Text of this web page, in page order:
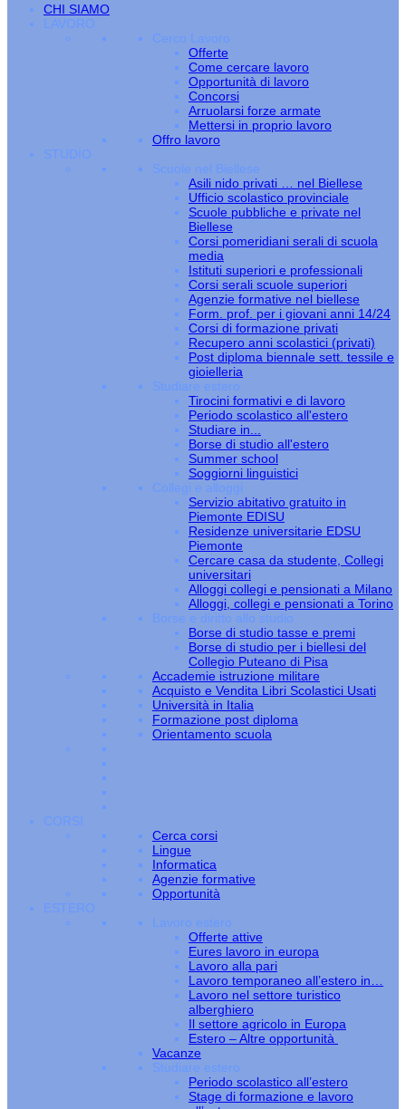
CHI SIAMO
LAVORO
Cerco Lavoro
Offerte
Come cercare lavoro
Opportunità di lavoro
Concorsi
Arruolarsi forze armate
Mettersi in proprio lavoro
Offro lavoro
STUDIO
Scuole nel Biellese
Asili nido privati … nel Biellese
Ufficio scolastico provinciale
Scuole pubbliche e private nel
Biellese
Corsi pomeridiani serali di scuola
media
Istituti superiori e professionali
Corsi serali scuole superiori
Agenzie formative nel biellese
Form. prof. per i giovani anni 14/24
Corsi di formazione privati
Recupero anni scolastici (privati)
Post diploma biennale sett. tessile e
gioielleria
Studiare estero
Tirocini formativi e di lavoro
Periodo scolastico all'estero
Studiare in...
Borse di studio all'estero
Summer school
Soggiorni linguistici
Collegi e alloggi
Servizio abitativo gratuito in
Piemonte EDISU
Residenze universitarie EDSU
Piemonte
Cercare casa da studente, Collegi
universitari
Alloggi collegi e pensionati a Milano
Alloggi, collegi e pensionati a Torino
Borse e diritto allo studio
Borse di studio tasse e premi
Borse di studio per i biellesi del
Collegio Puteano di Pisa
Accademie istruzione militare
Acquisto e Vendita Libri Scolastici Usati
Università in Italia
Formazione post diploma
Orientamento scuola
CORSI
Cerca corsi
Lingue
Informatica
Agenzie formative
Opportunità
ESTERO
Lavoro estero
Offerte attive
Eures lavoro in europa
Lavoro alla pari
Lavoro temporaneo all’estero in…
Lavoro nel settore turistico
alberghiero
Il settore agricolo in Europa
Estero – Altre opportunità
Vacanze
Studiare estero
Periodo scolastico all’estero
Stage di formazione e lavoro